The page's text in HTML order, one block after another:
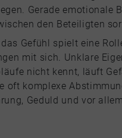
Gerade emotionale
den Beteiligten
Gefühl spielt eine
mit sich. Unklare
nicht kennt, läuft
oft komplexe
Geduld und vor